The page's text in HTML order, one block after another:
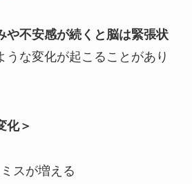
や不安感が続くと脳は緊張状
うな変化が起こることがあり
化＞
スが増える